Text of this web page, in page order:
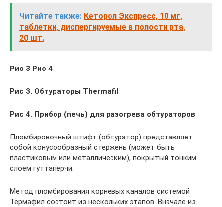
Читайте также: Кеторол Экспресс, 10 мг,
таблетки, диспергируемые в полости рта,
20 шт.
Рис 3 Рис 4
Рис 3. Обтураторы Thermafil
Рис 4. Прибор (печь) для разогрева обтураторов
Пломбировочный штифт (обтуратор) представляет
собой конусообразный стержень (может быть
пластиковым или металлическим), покрытый тонким
слоем гуттаперчи.
Метод пломбирования корневых каналов системой
Термафил состоит из нескольких этапов. Вначале из